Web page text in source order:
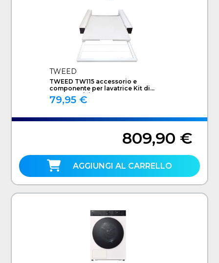
TWEED
TWEED TW115 accessorio e
componente per lavatrice Kit di
sovrapposizione
79,95 €
809,90 €
AGGIUNGI AL CARRELLO